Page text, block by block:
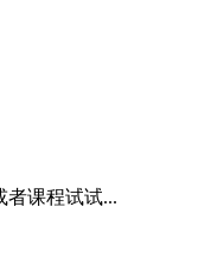
者课程试试...